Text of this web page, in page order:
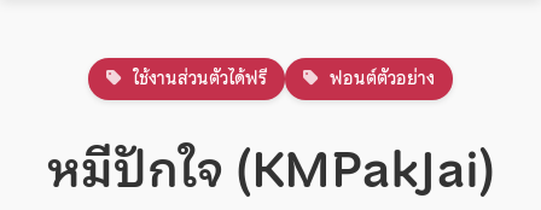
ใช้งานส่วนตัวได้ฟรี ฟอนต์ตัวอย่าง
หมีปักใจ (KMPakJai)